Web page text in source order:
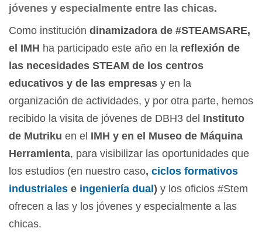
jóvenes y especialmente entre las chicas.
Como institución dinamizadora de #STEAMSARE,
el IMH ha participado este año en la reflexión de
las necesidades STEAM de los centros
educativos y de las empresas y en la
organización de actividades, y por otra parte, hemos
recibido la visita de jóvenes de DBH3 del Instituto
de Mutriku en el IMH y en el Museo de Máquina
Herramienta, para visibilizar las oportunidades que
los estudios (en nuestro caso, ciclos formativos
industriales e ingeniería dual) y los oficios #Stem
ofrecen a las y los jóvenes y especialmente a las
chicas.